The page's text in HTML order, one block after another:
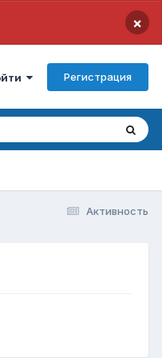
×
Регистрация
Активность